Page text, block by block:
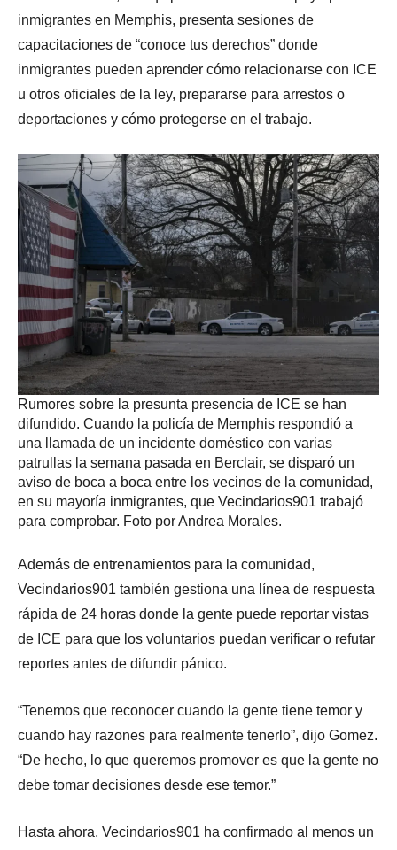
inmigrantes en Memphis, presenta sesiones de
capacitaciones de “conoce tus derechos” donde
inmigrantes pueden aprender cómo relacionarse con ICE
u otros oficiales de la ley, prepararse para arrestos o
deportaciones y cómo protegerse en el trabajo.
Rumores sobre la presunta presencia de ICE se han
difundido. Cuando la policía de Memphis respondió a
una llamada de un incidente doméstico con varias
patrullas la semana pasada en Berclair, se disparó un
aviso de boca a boca entre los vecinos de la comunidad,
en su mayoría inmigrantes, que Vecindarios901 trabajó
para comprobar. Foto por Andrea Morales.
Además de entrenamientos para la comunidad,
Vecindarios901 también gestiona una línea de respuesta
rápida de 24 horas donde la gente puede reportar vistas
de ICE para que los voluntarios puedan verificar o refutar
reportes antes de difundir pánico.
“Tenemos que reconocer cuando la gente tiene temor y
cuando hay razones para realmente tenerlo”, dijo Gomez.
“De hecho, lo que queremos promover es que la gente no
debe tomar decisiones desde ese temor.”
Hasta ahora, Vecindarios901 ha confirmado al menos un